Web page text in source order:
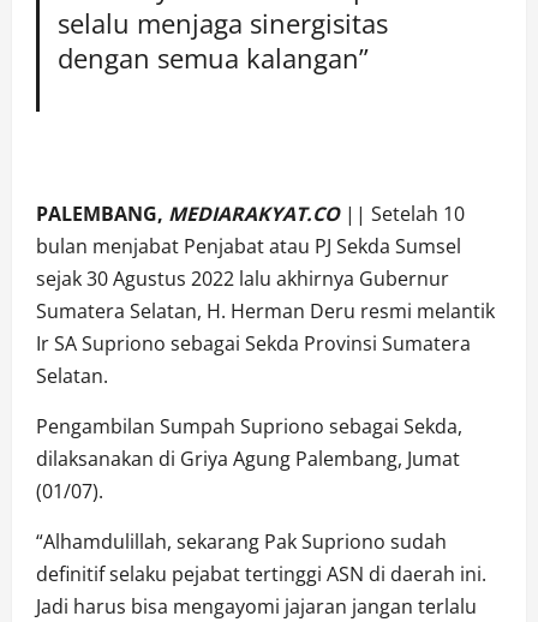
selalu menjaga sinergisitas
dengan semua kalangan”
PALEMBANG, MEDIARAKYAT.CO|| Setelah 10
bulan menjabat Penjabat atau PJ Sekda Sumsel
sejak 30 Agustus 2022 lalu akhirnya Gubernur
Sumatera Selatan, H. Herman Deru resmi melantik
Ir SA Supriono sebagai Sekda Provinsi Sumatera
Selatan.
Pengambilan Sumpah Supriono sebagai Sekda,
dilaksanakan di Griya Agung Palembang, Jumat
(01/07).
“Alhamdulillah, sekarang Pak Supriono sudah
definitif selaku pejabat tertinggi ASN di daerah ini.
Jadi harus bisa mengayomi jajaran jangan terlalu